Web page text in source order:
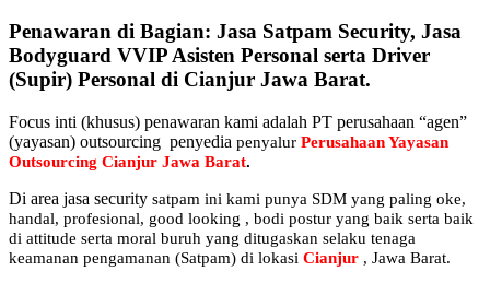
Penawaran di Bagian: Jasa Satpam Security, Jasa
Bodyguard VVIP Asisten Personal serta Driver
(Supir) Personal di Cianjur Jawa Barat.
Focus inti (khusus) penawaran kami adalah PT perusahaan “agen”
(yayasan) outsourcing penyedia penyalur Perusahaan Yayasan
Outsourcing Cianjur Jawa Barat.
Di area jasa security satpam ini kami punya SDM yang paling oke,
handal, profesional, good looking , bodi postur yang baik serta baik
di attitude serta moral buruh yang ditugaskan selaku tenaga
keamanan pengamanan (Satpam) di lokasi Cianjur , Jawa Barat.